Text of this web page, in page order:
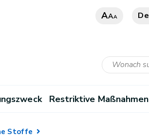
AAA De
Restriktive Maßnahmen
Stoffe